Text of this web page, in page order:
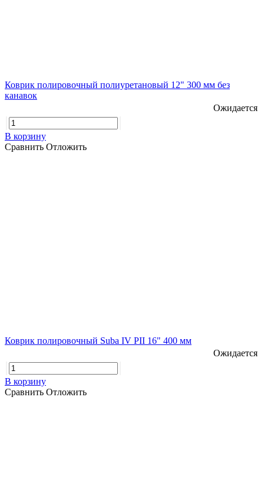
Коврик полировочный полиуретановый 12" 300 мм без
канавок
Ожидается
В корзину
Сравнить Отложить
Коврик полировочный Suba IV PII 16" 400 мм
Ожидается
В корзину
Сравнить Отложить